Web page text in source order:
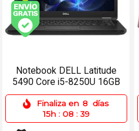
Envío gratis (Ver Envíos
Notebook DELL Latitude
5490 Core i5-8250U 16GB
512SSD 14 Win 11 Pro
Finaliza en 8 días
15h : 08 : 39